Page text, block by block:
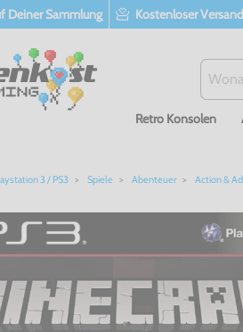
Deiner Sammlung Kostenloser
Retro Konsolen
3 / PS3 Spiele Abenteuer Action &